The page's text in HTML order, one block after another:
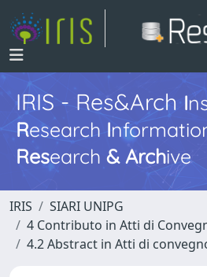
IRIS - Res&ArchI
Research I
Research & Archive
IRIS
SIARI UNIPG
4 Contributo in Atti di
4.2 Abstract in Atti di